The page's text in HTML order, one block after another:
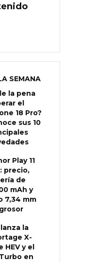
SEMANA
la pena
el
18 Pro?
sus 10
Play 11
precio,
de
mAh y
7,34 mm
la
X-
HEV y el
en